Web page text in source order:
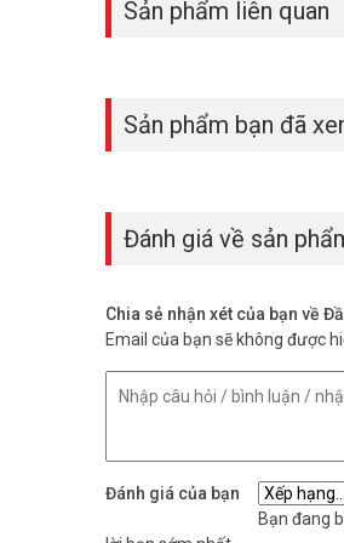
Gọi ngay Vũ Hoàng Telecom
hôm nay! Tham khảo thêm
Sản phẩm liên quan
Sản phẩm bạn đã
Đánh giá về sản
Chia sẻ nhận xét của bạn về
Email của bạn sẽ không được
Đánh giá của bạn
Bạn đang